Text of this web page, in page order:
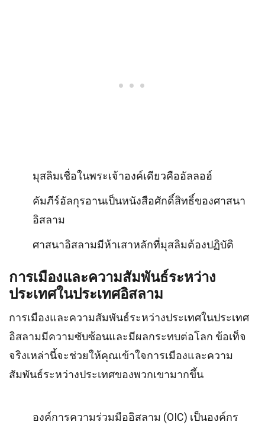
มุสลิมเชื่อในพระเจ้าองค์เดียวคืออัลลอฮ์
คัมภีร์อัลกุรอานเป็นหนังสือศักดิ์สิทธิ์ของศาสนา
อิสลาม
ศาสนาอิสลามมีห้าเสาหลักที่มุสลิมต้องปฏิบัติ
การเมืองและความสัมพันธ์ระหว่าง
ประเทศในประเทศอิสลาม
การเมืองและความสัมพันธ์ระหว่างประเทศในประเทศ
อิสลามมีความซับซ้อนและมีผลกระทบต่อโลก ข้อเท็จ
จริงเหล่านี้จะช่วยให้คุณเข้าใจการเมืองและความ
สัมพันธ์ระหว่างประเทศของพวกเขามากขึ้น
องค์การความร่วมมืออิสลาม (OIC) เป็นองค์กร